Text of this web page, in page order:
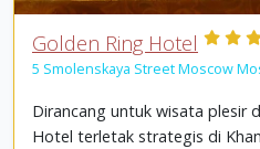
Golden Ring Hotel
5 Smolenskaya Street Moscow
Dirancang untuk wisata plesir
Hotel terletak strategis di